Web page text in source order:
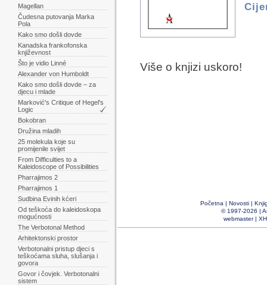
Magellan
Čudesna putovanja Marka
Pola
Kako smo došli dovde
Kanadska frankofonska
književnost
Što je vidio Linné
Alexander von Humboldt
Kako smo došli dovde – za
djecu i mlade
Marković's Critique of Hegel's
Logic
Bokobran
Družina mladih
25 molekula koje su
promijenile svijet
From Difficulties to a
Kaleidoscope of Possibilities
Pharrajimos 2
Pharrajimos 1
Sudbina Evinih kćeri
Od teškoća do kaleidoskopa
mogućnosti
The Verbotonal Method
Arhitektonski prostor
Verbotonalni pristup djeci s
teškoćama sluha, slušanja i
govora
Govor i čovjek. Verbotonalni
sistem
Više o knjizi uskoro!
Početna | Novosti |
© 1997-2026 |
webmaster|